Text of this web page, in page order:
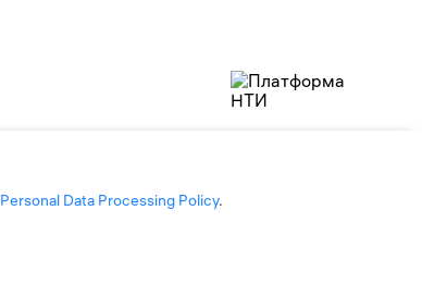
Personal Data Processing Policy.